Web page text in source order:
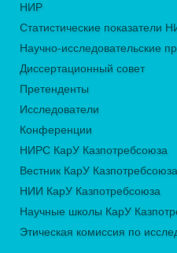
НИР
Статистические показатели
Научно-исследовательские
Диссертационный совет
Претенденты
Исследователи
Конференции
НИРС КарУ Казпотребсоюза
Вестник КарУ
НИИ КарУ Казпотребсоюза
Научные школы КарУ
Этическая комиссия по